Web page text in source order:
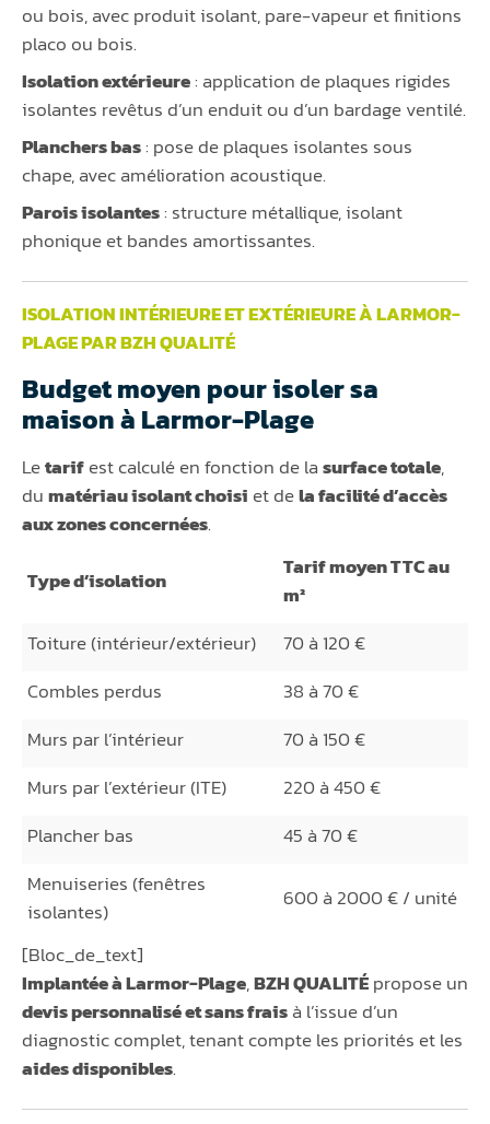
ou bois, avec produit isolant, pare-vapeur et finitions
placo ou bois.
Isolation extérieure: application de plaques rigides
isolantes revêtus d’un enduit ou d’un bardage ventilé.
Planchers bas: pose de plaques isolantes sous
chape, avec amélioration acoustique.
Parois isolantes: structure métallique, isolant
phonique et bandes amortissantes.
ISOLATION INTÉRIEURE ET EXTÉRIEURE À LARMOR-
PLAGE PAR BZH QUALITÉ
Budget moyen pour isoler sa
maison à Larmor-Plage
Letarifest calculé en fonction de lasurface totale,
dumatériau isolant choisi et dela facilité d’accès
aux zones concernées.
Type d’isolation
Tarif moyen TTC au
m²
Toiture (intérieur/extérieur)
70 à 120 €
Combles perdus
38 à 70 €
Murs par l’intérieur
70 à 150 €
Murs par l’extérieur (ITE)
220 à 450 €
Plancher bas
45 à 70 €
Menuiseries (fenêtres
isolantes)
600 à 2000 € / unité
[Bloc_de_text]
Implantée à Larmor-Plage,BZH QUALITÉpropose un
devis personnalisé et sans fraisà l’issue d’un
diagnostic complet, tenant compte les priorités et les
aides disponibles.